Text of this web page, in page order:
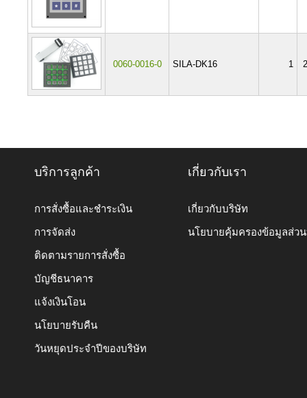
0060-0016-0 SILA-DK16 1
บริการลูกค้า
การสั่งซื้อและชำระเงิน
การจัดส่ง
ติดตามรายการสั่งซื้อ
บัญชีธนาคาร
แจ้งเงินโอน
นโยบายรับคืน
วันหยุดประจำปีของบริษัท
เกี่ยวกับเรา
เกี่ยวกับบริษัท
นโยบายคุ้มครองข้อมูลส่ว